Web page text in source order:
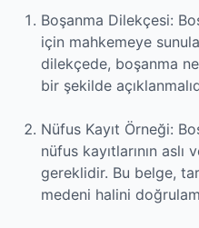
Boşanma Dilekçesi:
için mahkemeye
dilekçede, boşanma
bir şekilde
Nüfus Kayıt Örneği:
nüfus kayıtlarının
gereklidir. Bu belge,
medeni halini